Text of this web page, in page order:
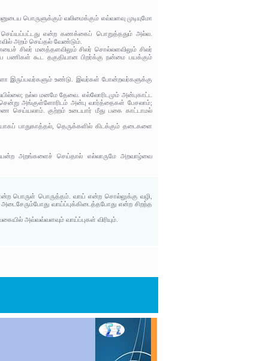
பொருளுக்கும் வலிமைக்கும் எவ்வளவு முடியுமோ
என்ற கணக்கைப் பொறுத்ததும் அல்ல.
அறம் செய்தல் வேண்டும்.
சிலர் மனத்தளவிலும் சிலர் சொல்லளவிலும் சிலர்
பணிகள் கூட தகுதியான பிறர்க்கு நன்மை பயக்கும்
இருப்பவர்களும் உண்டு. இவர்கள் போன்றவர்களுக்கு
நல்ல மனமே தேவை. எல்லோரிடமும் அன்புகாட்ட
அங்குள்ளோரிடம் அன்பு வார்த்தைகள் பேசலாம்;
செய்யலாம்.‌ குற்றம் உடையார் மீது பகை காட்டாமல்
பாதுகாத்தல், தெருக்களில் கிடக்கும் தடைகளை
இயன்ற அறங்களைச் செய்தால் எல்லாருமே அறவாழ்வை
என்ற பொருள் பொருத்தம். வாய் என்ற சொல்லுக்கு வழி,
வாய்ப்புக்கிடைத்தபோது என்ற சிறந்த
அவ்வவ்வளவும் வாய்ப்புகள் விரியும்.